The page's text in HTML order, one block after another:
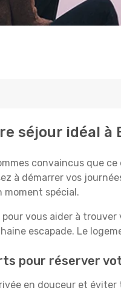
séjour idéal à
convaincus que
à démarrer vos
moment spécial.
vous aider à
escapade. Le
pour réserver
en douceur et